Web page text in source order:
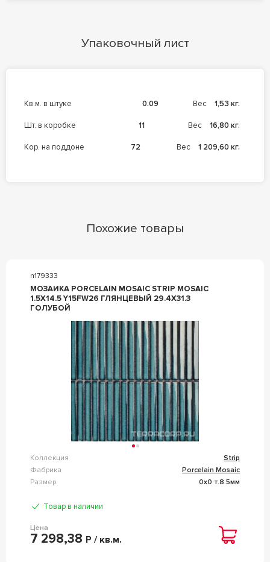
Упаковочный лист
кв.м. в штуке 0.09 Вес 1,53 кг.
шт. в коробке 11 Вес 16,80 кг.
кор. на поддоне 72 Вес 1 209,60 кг.
Похожие товары
n179333
МОЗАИКА PORCELAIN MOSAIC STRIP MOSAIC
1.5Х14.5 Y15FW26 ГЛЯНЦЕВЫЙ 29.4Х31.3
ГОЛУБОЙ
Коллекция
Strip
Фабрика
Porcelain Mosaic
Размер
0x0 т.8.5мм
Товар в наличии
Цена
7 298,38 Р / кв.м.